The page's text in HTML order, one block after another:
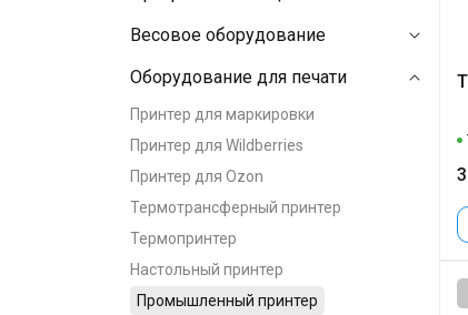
Весовое оборудование
Оборудование для печати
Принтер для маркировки
Принтер для Wildberries
Принтер для Ozon
Термотрансферный принтер
Термопринтер
Настольный принтер
Промышленный принтер